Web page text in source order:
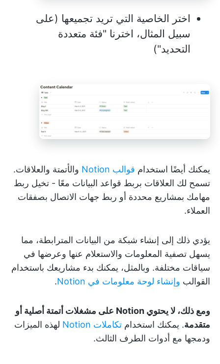
اختر الخاصية التي تريد تجميعها (على
سبيل المثال، اخترنا "فئة متعددة
التحديد")
يمكنك أيضًا استخدام قوالب Notion
والأتمتة والعلاقات.
تسمح لك العلاقات بربط قواعد البيانات معًا - تخيل ربط
مهامك بمشاريع محددة أو ربط جهات الاتصال بصفقات
العملاء.
يؤدي ذلك إلى إنشاء شبكة من البيانات المترابطة، مما
يسهل تصفية المعلومات والاستعلام عنها وعرضها في
سياقات مختلفة. وبالمثل، يمكنك بدء مشاريعك باستخدام
القوالب وإنشاء لوحة معلومات في Notion .
ومع ذلك، لا يحتوي Notion على مشغلات أتمتة أصلية أو
متقدمة. يمكنك استخدام تكاملات Notion
لهذه الميزات
ودمجها مع أدوات الطرف الثالث.